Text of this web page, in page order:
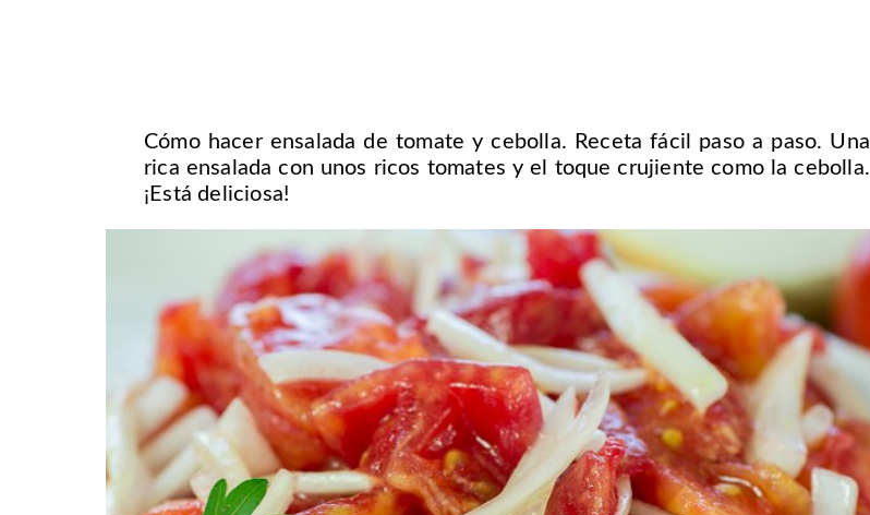
Cómo hacer ensalada de tomate y cebolla. Receta fácil paso a paso. Una
rica ensalada con unos ricos tomates y el toque crujiente como la cebolla.
¡Está deliciosa!